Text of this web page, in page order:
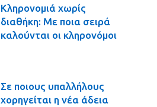
Κληρονομιά χωρίς
διαθήκη: Με ποια σειρά
καλούνται οι κληρονόμοι
Σε ποιους υπαλλήλους
χορηγείται η νέα άδεια